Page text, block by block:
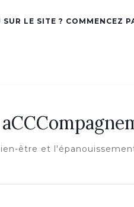
SUR LE SITE ? COMMENCEZ
être et